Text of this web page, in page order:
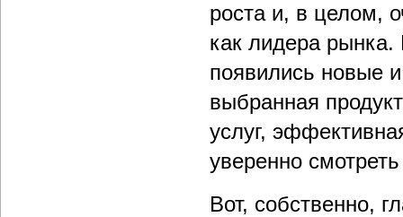
роста и, в целом,
как лидера рынка.
появились новые
выбранная
услуг,
уверенно
Вот, собственно,